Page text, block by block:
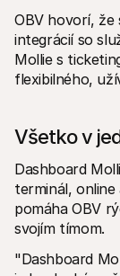
OBV hovorí, že
integrácií so
Mollie s
flexibilného,
Všetko v
Dashboard
terminál, online
pomáha OBV
svojím tímom.
"Dashboard